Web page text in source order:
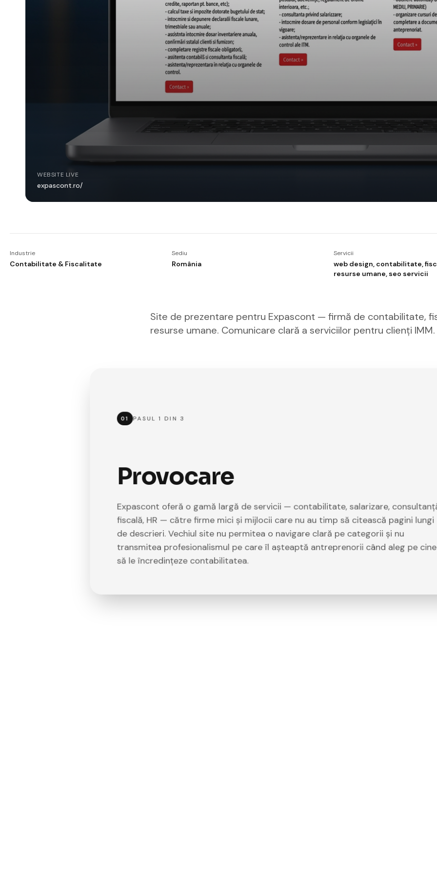
WEBSITE LIVE
expascont.ro/
Industrie
Contabilitate & Fiscalitate
Sediu
România
Servicii
web design, contabilitate,
resurse umane, seo servicii
Site de prezentare pentru Expascont — firmă de contabilitate,
resurse umane. Comunicare clară a serviciilor pentru clienți IMM.
01 PASUL1 DIN 3
Provocare
Expascont oferă o gamă largă de servicii — contabilitate, salarizare,
fiscală, HR — către firme mici și mijlocii care nu au timp să citească pagini lungi
de descrieri. Vechiul site nu permitea o navigare clară pe categorii și nu
transmitea profesionalismul pe care îl așteaptă antreprenorii când aleg pe cine
să le încredințeze contabilitatea.